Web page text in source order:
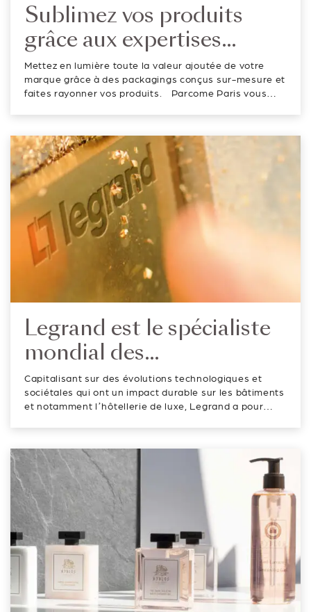
Sublimez vos produits
grâce aux expertises
packagings de Parcome
Paris
Mettez en lumière toute la valeur ajoutée de votre
marque grâce à des packagings conçus sur-mesure et
faites rayonner vos produits. Parcome Paris vous
traditionnels et innovants pou...
Legrand est le spécialiste
mondial des
infrastructures électriques
et numériques du
bâtiment
Capitalisant sur des évolutions technologiques et
sociétales qui ont un impact durable sur les bâtiments
et notamment l’hôtellerie de luxe, Legrand a pour
rencontrent avec des infras...